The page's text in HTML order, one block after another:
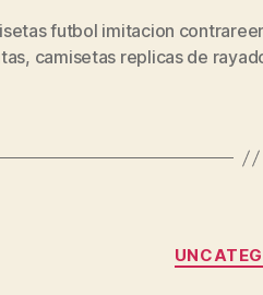
futbol imitacion
, camisetas replicas de